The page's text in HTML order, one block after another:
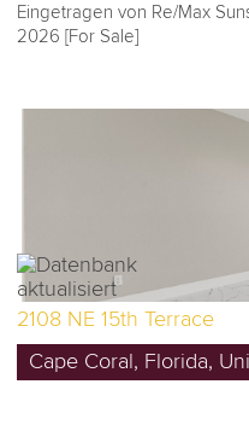
Eingetragen von Re/Max
2026 [For Sale]
2108 NE 15th Terrace
Cape Coral, Florida,